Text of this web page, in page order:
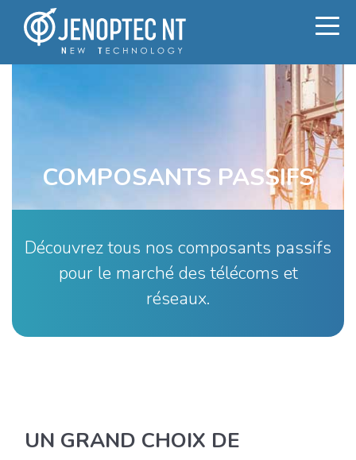
COMPOSANTS PASSIFS
Découvrez tous nos composants passifs
pour le marché des télécoms et
réseaux.
UN GRAND CHOIX DE